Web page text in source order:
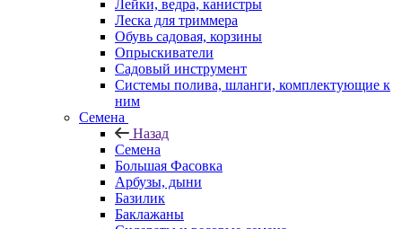
Лейки, ведра, канистры
Леска для триммера
Обувь садовая, корзины
Опрыскиватели
Садовый инструмент
Системы полива, шланги, комплектующие к
ним
Семена
Назад
Семена
Большая Фасовка
Арбузы, дыни
Базилик
Баклажаны